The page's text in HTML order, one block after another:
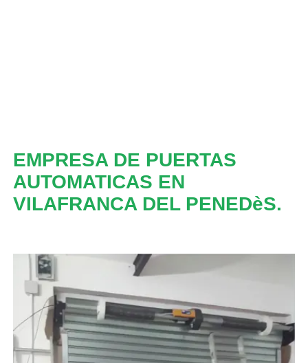
EMPRESA DE PUERTAS
AUTOMATICAS EN
VILAFRANCA DEL PENEDèS.